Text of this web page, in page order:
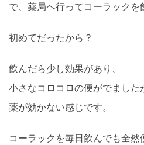
で、薬局へ行ってコーラックを
初めてだったから？
飲んだら少し効果があり、
小さなコロコロの便がでまし
薬が効かない感じです。
コーラックを毎日飲んでも全然